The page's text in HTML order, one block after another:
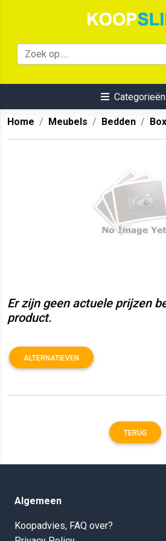
Categorieën
Home Meubels Bedden
Er zijn geen actuele prijzen
product.
ALTERNATIEVEN
TERUG
Algemeen
Koopadvies, FAQ over?